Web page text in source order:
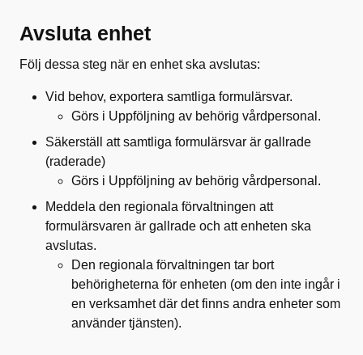
Avsluta enhet
Följ dessa steg när en enhet ska avslutas:
Vid behov, exportera samtliga formulärsvar.
Görs i Uppföljning av behörig vårdpersonal.
Säkerställ att samtliga formulärsvar är gallrade
(raderade)
Görs i Uppföljning av behörig vårdpersonal.
Meddela den regionala förvaltningen att
formulärsvaren är gallrade och att enheten ska
avslutas.
Den regionala förvaltningen tar bort
behörigheterna för enheten (om den inte ingår i
en verksamhet där det finns andra enheter som
använder tjänsten).